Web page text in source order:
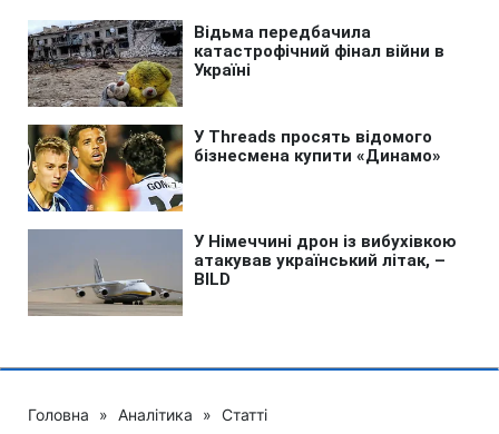
Головна » Аналітика » Статті